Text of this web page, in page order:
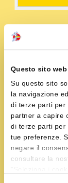
Questo sito
Su questo sito
la navigazione
di terze parti per
partner a capire
di terze parti per
tue preferenze.
negare il
consultare la
Condividi la
Ingredienti
4 palline di
panna
1 bustina
4 brioche